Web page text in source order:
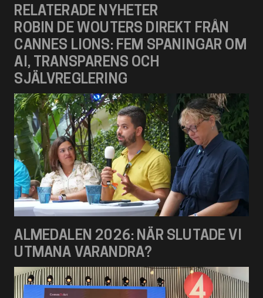
RELATERADE NYHETER
ROBIN DE WOUTERS DIREKT FRÅN
CANNES LIONS: FEM SPANINGAR OM
AI, TRANSPARENS OCH
SJÄLVREGLERING
ALMEDALEN 2026: NÄR SLUTADE VI
UTMANA VARANDRA?